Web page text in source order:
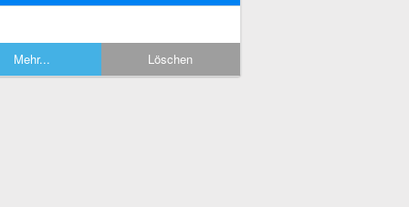
Mehr... Löschen